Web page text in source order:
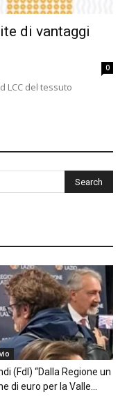
di vantaggi
0
LCC del tessuto
(FdI) “Dalla Regione un
di euro per la Valle...